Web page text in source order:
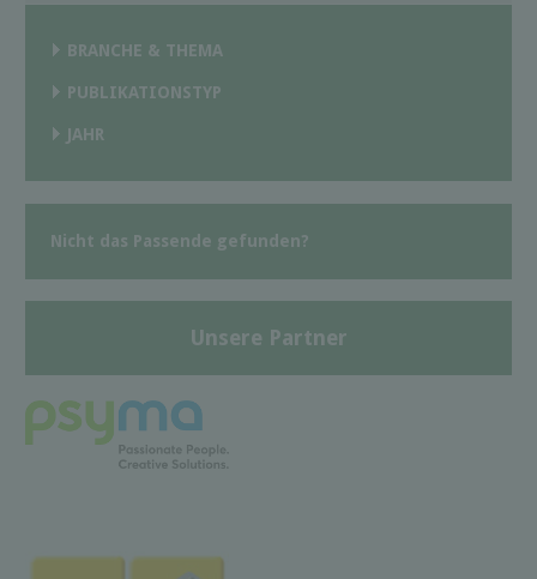
BRANCHE & THEMA
PUBLIKATIONSTYP
JAHR
Nicht das Passende gefunden?
Unsere Partner